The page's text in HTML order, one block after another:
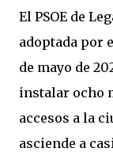
El PSOE de
adoptada por
de mayo de
instalar ocho
accesos a la
asciende a